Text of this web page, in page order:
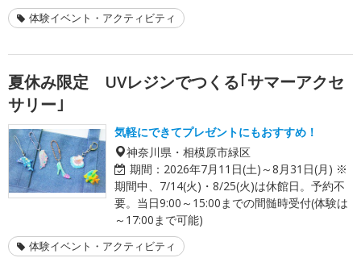
体験イベント・アクティビティ
夏休み限定 UVレジンでつくる｢サマーアクセ
サリー｣
気軽にできてプレゼントにもおすすめ！
神奈川県・相模原市緑区
期間： 2026年7月11日(土)～8月31日(月) ※
期間中、7/14(火)・8/25(火)は休館日。予約不
要。当日9:00～15:00までの間髄時受付(体験は
～17:00まで可能)
体験イベント・アクティビティ